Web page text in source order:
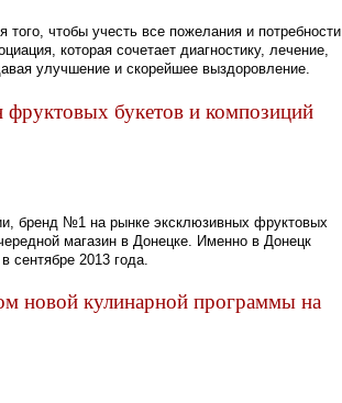
чтобы учесть все пожелания и потребности
которая сочетает диагностику, лечение,
улучшение и скорейшее выздоровление.
букетов и композиций
бренд №1 на рынке эксклюзивных фруктовых
магазин в Донецке. Именно в Донецк
2013 года.
новой кулинарной программы на